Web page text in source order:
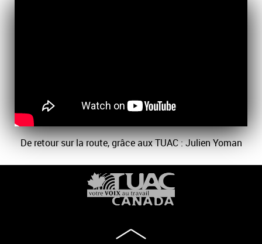
De retour sur la route, grâce aux TUAC : Julien Yoman